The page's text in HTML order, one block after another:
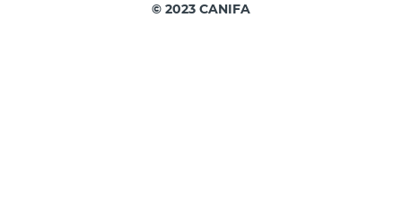
© 2023 CANIFA